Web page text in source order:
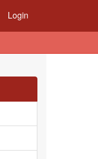
Login